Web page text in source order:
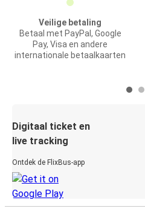
Veilige betaling
Betaal met PayPal, Google
Pay, Visa en andere
internationale betaalkaarten
Digitaal ticket en
live tracking
Ontdek de FlixBus-app